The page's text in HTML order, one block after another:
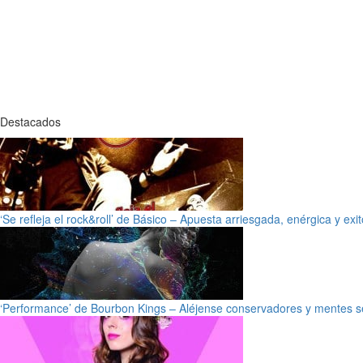
Destacados
‘Se refleja el rock&roll’ de Básico – Apuesta arriesgada, enérgica y
‘Performance’ de Bourbon Kings – Aléjense conservadores y mentes